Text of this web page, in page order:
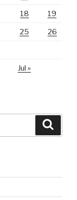
18 19
25 26
Jul »